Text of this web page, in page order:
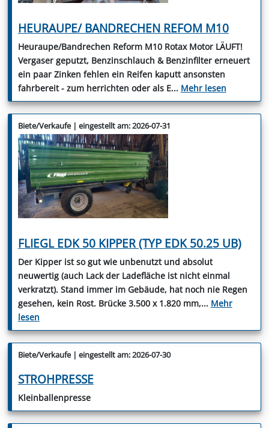
HEURAUPE/ BANDRECHEN REFOM M10
Heuraupe/Bandrechen Reform M10 Rotax Motor LÄUFT!
Vergaser geputzt, Benzinschlauch & Benzinfilter erneuert
ein paar Zinken fehlen ein Reifen kaputt ansonsten
fahrbereit - zum herrichten oder als E... Mehr lesen
Biete/Verkaufe | eingestellt am: 2026-07-31
FLIEGL EDK 50 KIPPER (TYP EDK 50.25 UB)
Der Kipper ist so gut wie unbenutzt und absolut
neuwertig (auch Lack der Ladefläche ist nicht einmal
verkratzt). Stand immer im Gebäude, hat noch nie Regen
gesehen, kein Rost. Brücke 3.500 x 1.820 mm,... Mehr
lesen
Biete/Verkaufe | eingestellt am: 2026-07-30
STROHPRESSE
Kleinballenpresse